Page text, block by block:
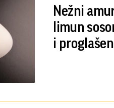
Nežni
limun
i